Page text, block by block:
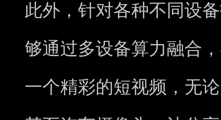
此外，针对各种不同设
够通过多设备算力融合
一个精彩的短视频，无